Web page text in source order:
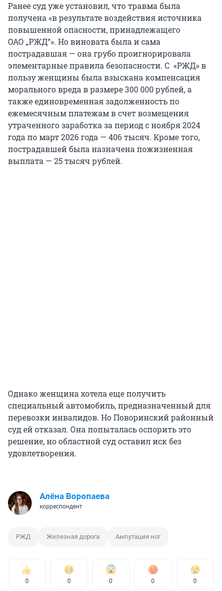
Ранее суд уже установил, что травма была
получена «в результате воздействия источника
повышенной опасности, принадлежащего
ОАО „РЖД“». Но виновата была и сама
пострадавшая — она грубо проигнорировала
элементарные правила безопасности. С «РЖД» в
пользу женщины была взыскана компенсация
морального вреда в размере 300 000 рублей, а
также единовременная задолженность по
ежемесячным платежам в счет возмещения
утраченного заработка за период с ноября 2024
года по март 2026 года — 406 тысяч. Кроме того,
пострадавшей была назначена пожизненная
выплата — 25 тысяч рублей.
Однако женщина хотела еще получить
специальный автомобиль, предназначенный для
перевозки инвалидов. Но Поворинский районный
суд ей отказал. Она попыталась оспорить это
решение, но областной суд оставил иск без
удовлетворения.
Алёна Воропаева
корреспондент
РЖД Железная дорога Ампутация ног
0 0 0 0 0